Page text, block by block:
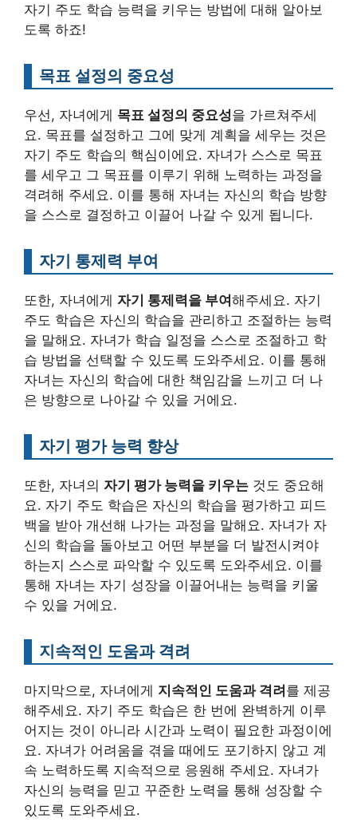
자기 주도 학습 능력을 키우는 방법에 대해 알아보
도록 하죠!
목표 설정의 중요성
우선, 자녀에게 목표 설정의 중요성을 가르쳐주세
요. 목표를 설정하고 그에 맞게 계획을 세우는 것은
자기 주도 학습의 핵심이에요. 자녀가 스스로 목표
를 세우고 그 목표를 이루기 위해 노력하는 과정을
격려해 주세요. 이를 통해 자녀는 자신의 학습 방향
을 스스로 결정하고 이끌어 나갈 수 있게 됩니다.
자기 통제력 부여
또한, 자녀에게 자기 통제력을 부여 해주세요. 자기
주도 학습은 자신의 학습을 관리하고 조절하는 능력
을 말해요. 자녀가 학습 일정을 스스로 조절하고 학
습 방법을 선택할 수 있도록 도와주세요. 이를 통해
자녀는 자신의 학습에 대한 책임감을 느끼고 더 나
은 방향으로 나아갈 수 있을 거에요.
자기 평가 능력 향상
또한, 자녀의 자기 평가 능력을 키우는 것도 중요해
요. 자기 주도 학습은 자신의 학습을 평가하고 피드
백을 받아 개선해 나가는 과정을 말해요. 자녀가 자
신의 학습을 돌아보고 어떤 부분을 더 발전시켜야
하는지 스스로 파악할 수 있도록 도와주세요. 이를
통해 자녀는 자기 성장을 이끌어내는 능력을 키울
수 있을 거에요.
지속적인 도움과 격려
마지막으로, 자녀에게 지속적인 도움과 격려 를 제공
해주세요. 자기 주도 학습은 한 번에 완벽하게 이루
어지는 것이 아니라 시간과 노력이 필요한 과정이에
요. 자녀가 어려움을 겪을 때에도 포기하지 않고 계
속 노력하도록 지속적으로 응원해 주세요. 자녀가
자신의 능력을 믿고 꾸준한 노력을 통해 성장할 수
있도록 도와주세요.